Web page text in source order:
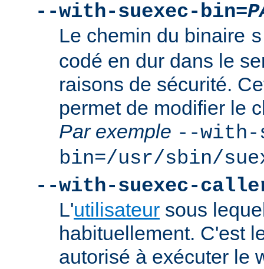
--with-suexec-bin=
Le chemin du binaire
codé en dur dans le
raisons de sécurité.
permet de modifier le
Par exemple --with-
bin=/usr/sbin/
--with-suexec-
L'utilisateur sous
habituellement. C'est
autorisé à exécuter le